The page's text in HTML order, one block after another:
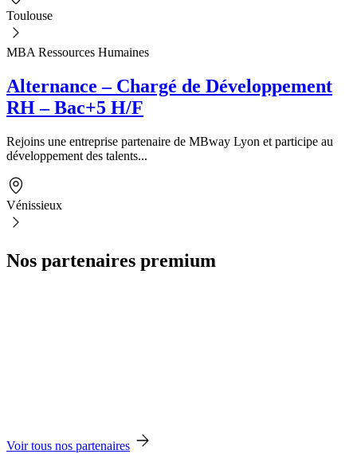
Toulouse
MBA Ressources Humaines
Alternance – Chargé de Développement
RH – Bac+5 H/F
Rejoins une entreprise partenaire de MBway Lyon et participe au
développement des talents...
Vénissieux
Nos partenaires premium
Voir tous nos partenaires